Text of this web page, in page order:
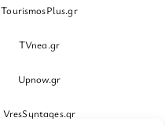
TourismosPlus.gr
TVnea.gr
Upnow.gr
VresSyntages.gr